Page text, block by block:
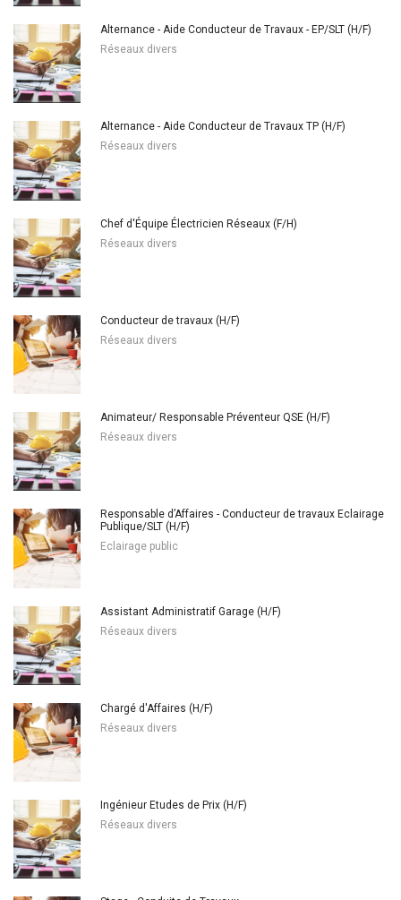
Alternance - Aide Conducteur de Travaux - EP/SLT (H/F)
Réseaux divers
Alternance - Aide Conducteur de Travaux TP (H/F)
Réseaux divers
Chef d'Équipe Électricien Réseaux (F/H)
Réseaux divers
Conducteur de travaux (H/F)
Réseaux divers
Animateur/ Responsable Préventeur QSE (H/F)
Réseaux divers
Responsable d’Affaires - Conducteur de travaux Eclairage
Publique/SLT (H/F)
Eclairage public
Assistant Administratif Garage (H/F)
Réseaux divers
Chargé d'Affaires (H/F)
Réseaux divers
Ingénieur Etudes de Prix (H/F)
Réseaux divers